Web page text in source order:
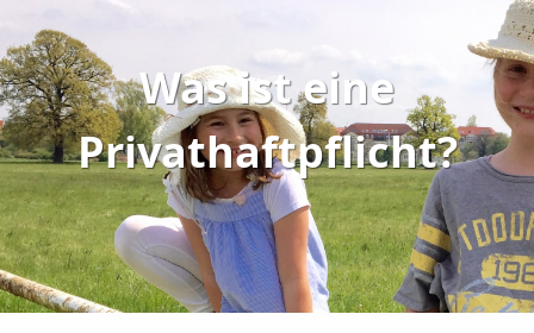
Was ist eine
Privathaftpflicht?